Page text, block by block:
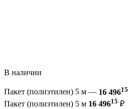
В наличии
Пакет (полиэтилен) 5 м — 16 49615
Пакет (полиэтилен) 5 м 16 49615 ₽